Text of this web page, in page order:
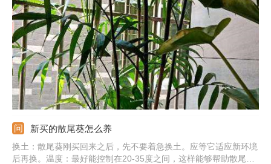
也会干枯。应浇清水稀释，必要时要换土重新栽种。三是强光晒伤
的，及时移到半阴处，多洒水帮助恢复。
新买的散尾葵怎么养
换土：散尾葵刚买回来之后，先不要着急换土。应等它适应新环境
后再换。温度：最好能控制在20-35度之间，这样能够帮助散尾葵